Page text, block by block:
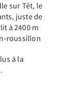
sur Têt, le
juste de
à 2400 m
roussillon
à la